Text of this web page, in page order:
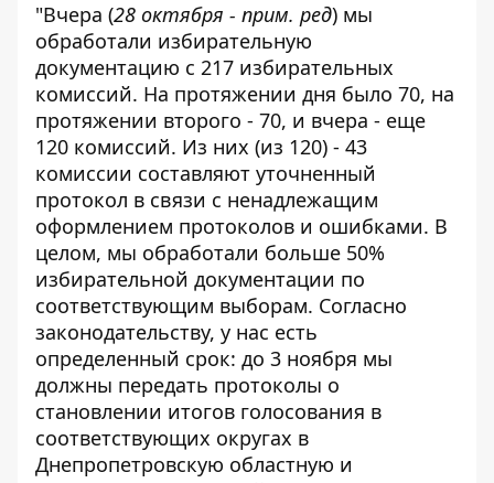
"Вчера (28 октября - прим. ред) мы
обработали избирательную
документацию с 217 избирательных
комиссий. На протяжении дня было 70, на
протяжении второго - 70, и вчера - еще
120 комиссий. Из них (из 120) - 43
комиссии составляют уточненный
протокол в связи с ненадлежащим
оформлением протоколов и ошибками. В
целом, мы обработали больше 50%
избирательной документации по
соответствующим выборам. Согласно
законодательству, у нас есть
определенный срок: до 3 ноября мы
должны передать протоколы о
становлении итогов голосования в
соответствующих округах в
Днепропетровскую областную и